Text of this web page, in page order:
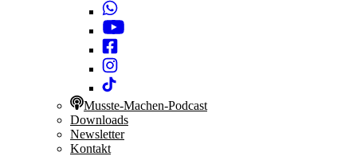
Musste-Machen-Podcast
Downloads
Newsletter
Kontakt